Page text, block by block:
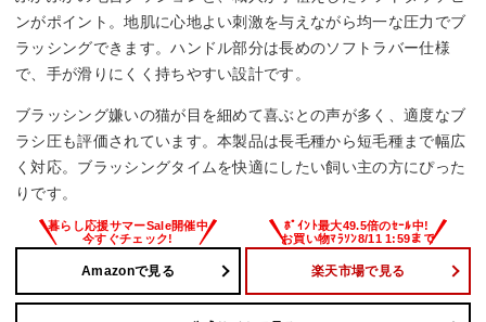
ンがポイント。地肌に心地よい刺激を与えながら均一な圧力でブ
ラッシングできます。ハンドル部分は長めのソフトラバー仕様
で、手が滑りにくく持ちやすい設計です。
ブラッシング嫌いの猫が目を細めて喜ぶとの声が多く、適度なブ
ラシ圧も評価されています。本製品は長毛種から短毛種まで幅広
く対応。ブラッシングタイムを快適にしたい飼い主の方にぴった
りです。
Amazonで見る 楽天市場で見る